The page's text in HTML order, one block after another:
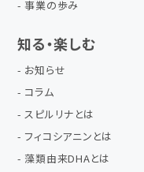
事業の歩み
知る・楽しむ
お知らせ
コラム
スピルリナとは
フィコシアニンとは
藻類由来DHAとは